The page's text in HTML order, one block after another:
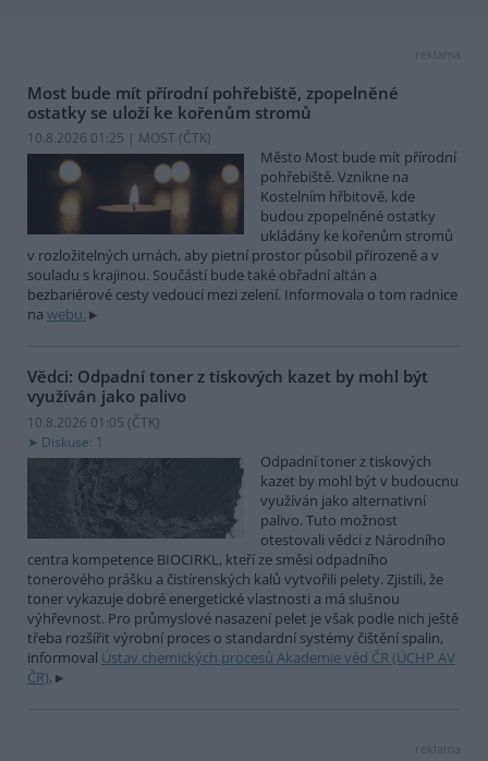
reklama
Most bude mít přírodní pohřebiště, zpopelněné
ostatky se uloží ke kořenům stromů
10.8.2026 01:25 | MOST (ČTK)
Město Most bude mít přírodní
pohřebiště. Vznikne na
Kostelním hřbitově, kde
budou zpopelněné ostatky
ukládány ke kořenům stromů
v rozložitelných urnách, aby pietní prostor působil přirozeně a v
souladu s krajinou. Součástí bude také obřadní altán a
bezbariérové cesty vedoucí mezi zelení. Informovala o tom radnice
na webu.
Vědci: Odpadní toner z tiskových kazet by mohl být
využíván jako palivo
10.8.2026 01:05 (ČTK)
Diskuse: 1
Odpadní toner z tiskových
kazet by mohl být v budoucnu
využíván jako alternativní
palivo. Tuto možnost
otestovali vědci z Národního
centra kompetence BIOCIRKL, kteří ze směsi odpadního
tonerového prášku a čistírenských kalů vytvořili pelety. Zjistili, že
toner vykazuje dobré energetické vlastnosti a má slušnou
výhřevnost. Pro průmyslové nasazení pelet je však podle nich ještě
třeba rozšířit výrobní proces o standardní systémy čištění spalin,
informoval Ústav chemických procesů Akademie věd ČR (ÚCHP AV
ČR).
reklama